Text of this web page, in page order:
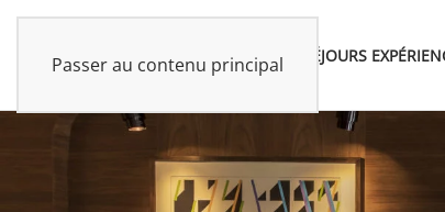
Passer au contenu principal SÉJOURS